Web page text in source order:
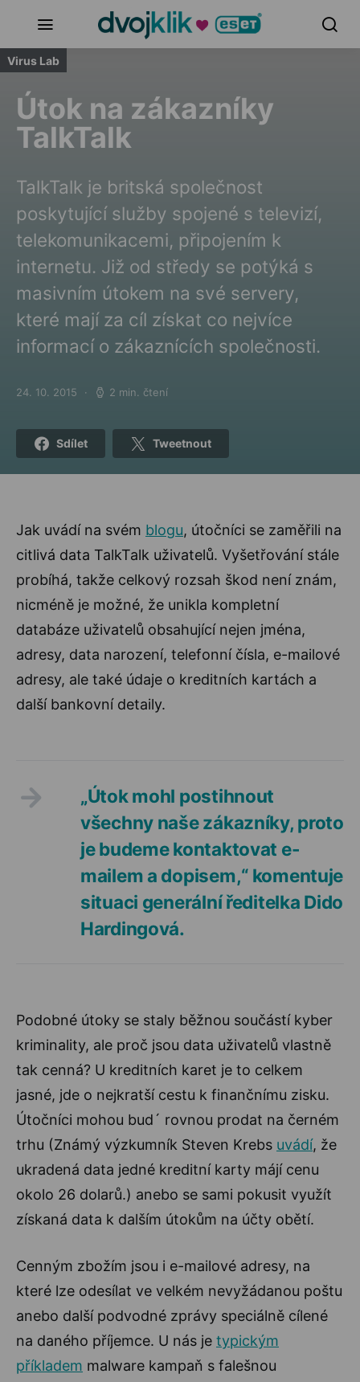
Virus Lab
Útok na zákazníky
TalkTalk
TalkTalk je britská společnost
poskytující služby spojené s televizí,
telekomunikacemi, připojením k
internetu. Již od středy se potýká s
masivním útokem na své servery,
které mají za cíl získat co nejvíce
informací o zákaznících společnosti.
Posted on
24. 10. 2015 2 min. čtení
Sdílet Tweetnout
Jak uvádí na svém blogu, útočníci se zaměřili na
citlivá data TalkTalk uživatelů. Vyšetřování stále
probíhá, takže celkový rozsah škod není znám,
nicméně je možné, že unikla kompletní
databáze uživatelů obsahující nejen jména,
adresy, data narození, telefonní čísla, e-mailové
adresy, ale také údaje o kreditních kartách a
další bankovní detaily.
„Útok mohl postihnout
všechny naše zákazníky, proto
je budeme kontaktovat e-
mailem a dopisem,“ komentuje
situaci generální ředitelka Dido
Hardingová.
Podobné útoky se staly běžnou součástí kyber
kriminality, ale proč jsou data uživatelů vlastně
tak cenná? U kreditních karet je to celkem
jasné, jde o nejkratší cestu k finančnímu zisku.
Útočníci mohou bud´ rovnou prodat na černém
trhu (Známý výzkumník Steven Krebs uvádí, že
ukradená data jedné kreditní karty májí cenu
okolo 26 dolarů.) anebo se sami pokusit využít
získaná data k dalším útokům na účty obětí.
Cenným zbožím jsou i e-mailové adresy, na
které lze odesílat ve velkém nevyžádanou poštu
anebo další podvodné zprávy speciálně cílené
na daného příjemce. U nás je typickým
příkladem malware kampaň s falešnou